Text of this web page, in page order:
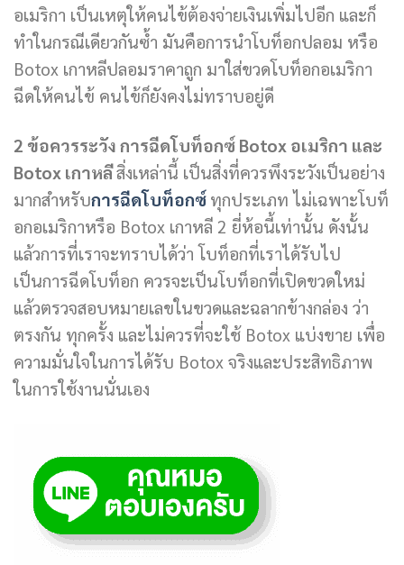
อเมริกา เป็นเหตุให้คนไข้ต้องจ่ายเงินเพิ่มไปอีก และก็
ทำในกรณีเดียวกันซ้ำ มันคือการนำโบท็อกปลอม หรือ
Botox เกาหลีปลอมราคาถูก มาใส่ขวดโบท็อกอเมริกา
ฉีดให้คนไข้ คนไข้ก็ยังคงไม่ทราบอยู่ดี
2 ข้อควรระวัง การฉีดโบท็อกซ์ Botox อเมริกา และ
Botox เกาหลีสิ่งเหล่านี้ เป็นสิ่งที่ควรพึงระวังเป็นอย่าง
มากสำหรับการฉีดโบท็อกซ์ ทุกประเภท ไม่เฉพาะโบท็
อกอเมริกาหรือ Botox เกาหลี 2 ยี่ห้อนี้เท่านั้น ดังนั้น
แล้วการที่เราจะทราบได้ว่า โบท็อกที่เราได้รับไป
เป็นการฉีดโบท็อก ควรจะเป็นโบท็อกที่เปิดขวดใหม่
แล้วตรวจสอบหมายเลขในขวดและฉลากข้างกล่อง ว่า
ตรงกัน ทุกครั้ง และไม่ควรที่จะใช้ Botox แบ่งขาย เพื่อ
ความมั่นใจในการได้รับ Botox จริงและประสิทธิภาพ
ในการใช้งานนั่นเอง